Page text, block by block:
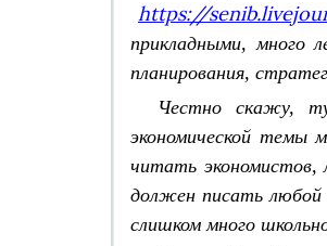
https://
прикладными, много
планирования,
Честно скажу,
экономической темы
читать экономистов,
должен писать любой
слишком много